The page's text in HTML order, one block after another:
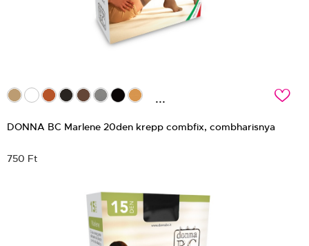
... c
DONNA BC Marlene 20den krepp combfix, combharisnya
750 Ft